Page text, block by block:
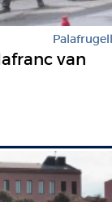
Palafrugell
van